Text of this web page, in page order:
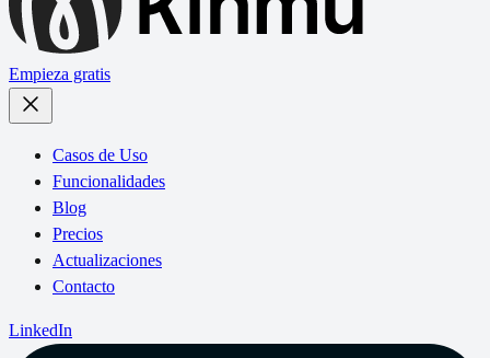
Empieza gratis
Casos de Uso
Funcionalidades
Blog
Precios
Actualizaciones
Contacto
LinkedIn